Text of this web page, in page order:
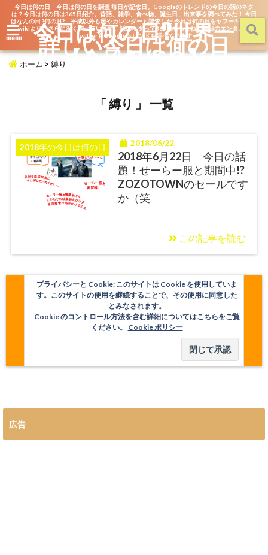
今日は何の日 今日は何の日を調査 毎日が記念日。Googleのトレンドの今日の話のネタ
は？今日は何の日は365日紹介。昔話、雑学、食べ物、誕生日、出来事を調べてみた！ 今日
はなんの日 ?何の月? 平成以外も暦やカレンダーも調査した!今日は何の日をヤフーキッズや
wikiよりもさらに深く調べています。話のネタって365日あるよね。毎日のエンタメを
TwitterもGoogleトレンドも調べています
menu 今日は何の日?世界一
詳しい今日は何の日
【今日なん？】
ホーム > 縛り
「 縛り 」 一覧
2018年の今日は何の日 2018/06/22
2018年6月22日 今日の話
題！せーらー服と期間中!?
ZOZOTOWNのセールです
か（笑
この記事を読む
プライバシーと Cookie: このサイトは Cookie を使用していま
す。このサイトの使用を継続することで、その使用に同意した
とみなされます。
Cookie のコントロール方法を含む詳細についてはこちらをご覧
ください。 Cookie ポリシー
広告